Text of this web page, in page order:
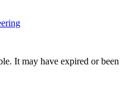
It may have expired or been